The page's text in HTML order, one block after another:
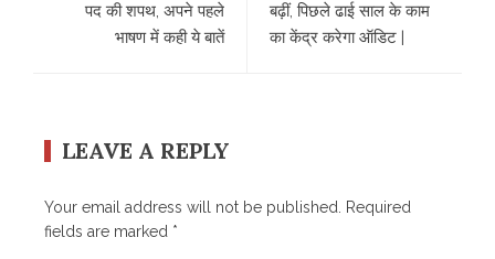
पद की शपथ, अपने पहले
भाषण में कही ये बातें
बढ़ीं, पिछले ढाई साल के काम
का केंद्र करेगा ऑडिट |
LEAVE A REPLY
Your email address will not be published.
Required
fields are marked *